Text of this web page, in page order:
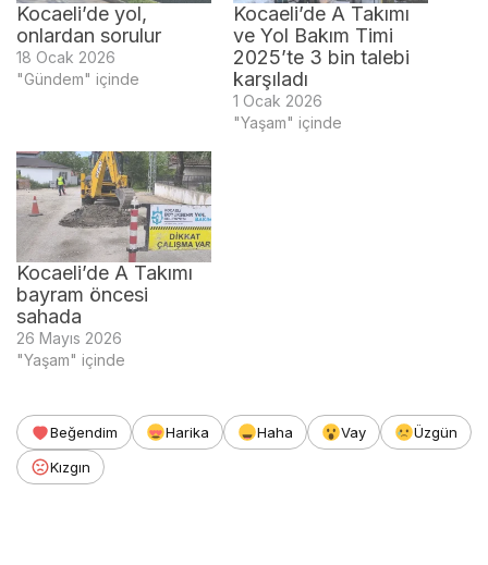
Kocaeli’de yol,
onlardan sorulur
18 Ocak 2026
"Gündem" içinde
Kocaeli’de A Takımı
ve Yol Bakım Timi
2025’te 3 bin talebi
karşıladı​​​​​​​
1 Ocak 2026
"Yaşam" içinde
Kocaeli’de A Takımı
bayram öncesi
sahada
26 Mayıs 2026
"Yaşam" içinde
Beğendim Harika Haha Vay
Üzgün
Kızgın